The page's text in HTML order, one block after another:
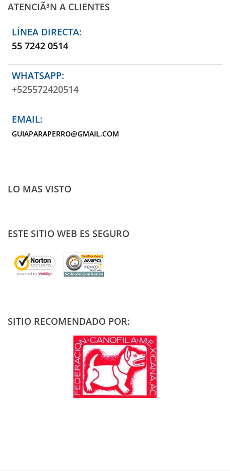
ATENCIÃ³N A CLIENTES
LÍNEA DIRECTA:
55 7242 0514
WHATSAPP:
+525572420514
EMAIL:
GUIAPARAPERRO@GMAIL.COM
LO MAS VISTO
ESTE SITIO WEB ES SEGURO
SITIO RECOMENDADO POR: